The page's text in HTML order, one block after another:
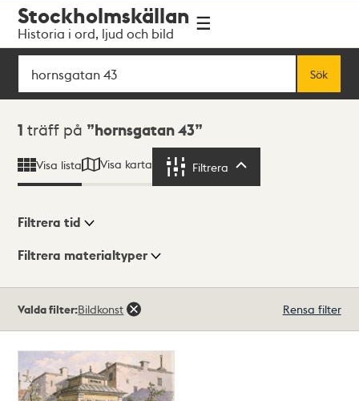
navigationen
huvudinnehållet
Stockholmskällan
Historia i ord, ljud och bild
Sök
Sök
Sökresultat
1 träff på hornsgatan 43
Visa lista Visa karta Filtrera
Visningsläge
Filtrera tid
Filtrera materialtyper
träffar
Valda filter:Bildkonst Rensa filter